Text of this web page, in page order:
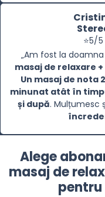
⭐5/5
„Am fost la
masaj de relaxare
Un masaj de nota
minunat atât în
și după. Mulțumesc
Alege
masaj de